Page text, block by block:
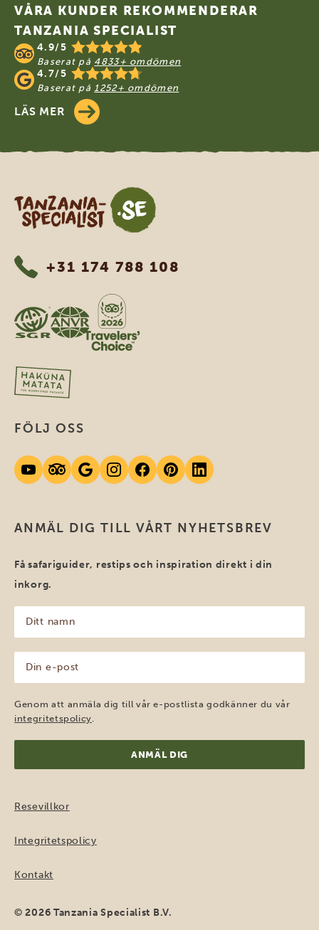
VÅRA KUNDER REKOMMENDERAR
TANZANIA SPECIALIST
4.9/5
Baserat på 4833+ omdömen
4.7/5
Baserat på 1252+ omdömen
LÄS MER
Tanzania Specialist
+31 174 788 108
ANMÄL DIG TILL VÅRT NYHETSBREV
Få safariguider, restips och inspiration direkt i din
inkorg.
namn
(Obligatoriskt)
post
(Obligatoriskt)
Genom att anmäla dig till vår e-postlista godkänner du vår
integritetspolicy
FÖLJ OSS
Resevillkor
Integritetspolicy
Kontakt
© 2026 Tanzania Specialist B.V.